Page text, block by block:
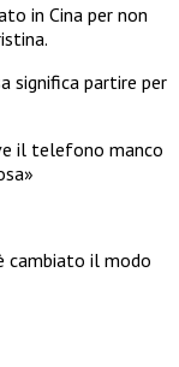
in Cina per non
significa partire per
il telefono manco
cambiato il modo